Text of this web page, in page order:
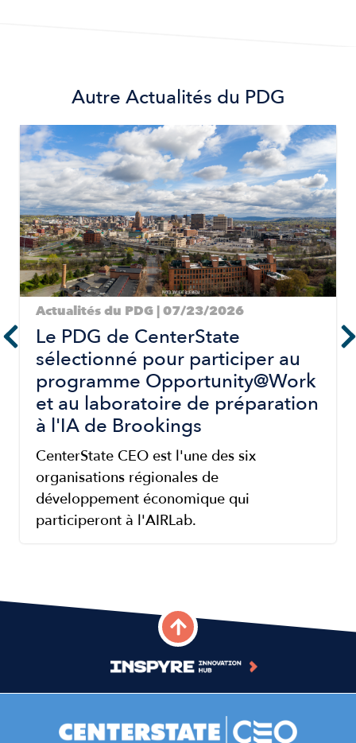
Autre Actualités du PDG
Image
Actualités du PDG | 07/23/2026
Le PDG de CenterState
sélectionné pour participer au
programme Opportunity@Work
et au laboratoire de préparation
à l'IA de Brookings
CenterState CEO est l'une des six
organisations régionales de
développement économique qui
participeront à l'AIRLab.